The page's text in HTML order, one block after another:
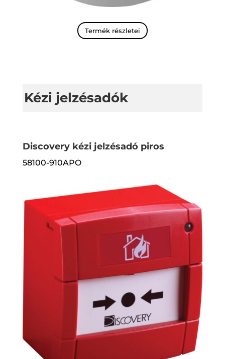
Termék részletei
Kézi jelzésadók
Discovery kézi jelzésadó piros
58100-910APO